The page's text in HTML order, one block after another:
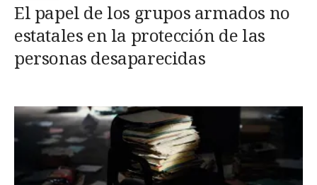
El papel de los grupos armados no
estatales en la protección de las
personas desaparecidas